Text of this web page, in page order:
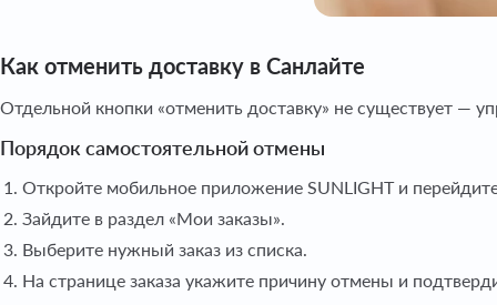
Как отменить доставку в Санлайте
Отдельной кнопки «отменить доставку» не существует —
Порядок самостоятельной отмены
Откройте мобильное приложение SUNLIGHT и
Зайдите в раздел «Мои заказы».
Выберите нужный заказ из списка.
На странице заказа укажите причину отмены и